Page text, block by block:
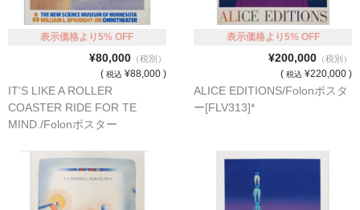
表示価格より5% OFF
¥80,000（税別）
( 税込 ¥88,000 )
IT'S LIKE A ROLLER
COASTER RIDE FOR TE
MIND./Folonポスター
表示価格より5% OFF
¥200,000（税別）
( 税込 ¥220,000 )
ALICE EDITIONS/Folonポスタ
ー[FLV313]*